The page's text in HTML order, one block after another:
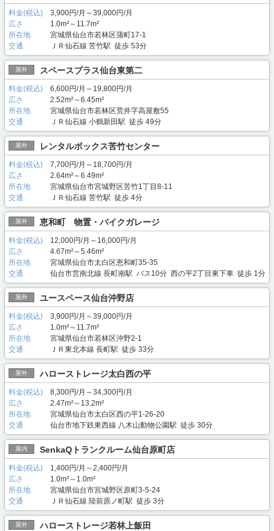
料金(税込)
3,900円/月～39,000円/月
広さ
1.0m²～11.7m²
所在地
宮城県仙台市若林区蒲町17-1
交通
ＪＲ仙石線 苦竹駅 徒歩 53分
屋外 スペースプラス仙台東第二
料金(税込)
6,600円/月～19,800円/月
広さ
2.52m²～6.45m²
所在地
宮城県仙台市若林区荒井字高屋敷55
交通
ＪＲ仙石線 小鶴新田駅 徒歩 49分
屋外 レンタルボックス苦竹センター
料金(税込)
7,700円/月～18,700円/月
広さ
2.64m²～6.49m²
所在地
宮城県仙台市宮城野区苦竹1丁目8-11
交通
ＪＲ仙石線 苦竹駅 徒歩 4分
屋外 恵和町 物置・バイクガレージ
料金(税込)
12,000円/月～16,000円/月
広さ
4.67m²～5.46m²
所在地
宮城県仙台市太白区恵和町35-35
交通
仙台市営南北線 長町南駅 バス10分 西の平2丁目東下車 徒歩 1分
屋外 ユースペース仙台沖野店
料金(税込)
3,900円/月～39,000円/月
広さ
1.0m²～11.7m²
所在地
宮城県仙台市若林区沖野2-1
交通
ＪＲ東北本線 長町駅 徒歩 33分
屋外 ハローストレージ太白西の平
料金(税込)
8,300円/月～34,300円/月
広さ
2.47m²～13.2m²
所在地
宮城県仙台市太白区西の平1-26-20
交通
仙台市地下鉄東西線 八木山動物公園駅 徒歩 30分
屋内 SenkaQトランクルーム仙台原町店
料金(税込)
1,400円/月～2,400円/月
広さ
1.0m²～1.0m²
所在地
宮城県仙台市宮城野区原町3-5-24
交通
ＪＲ仙石線 陸前原ノ町駅 徒歩 3分
屋外 ハローストレージ若林上飯田